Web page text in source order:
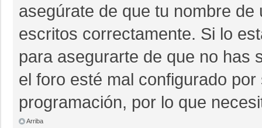
asegúrate de que tu nombre
escritos correctamente. Si lo
para asegurarte de que no has
el foro esté mal configurado
programación, por lo que
Arriba